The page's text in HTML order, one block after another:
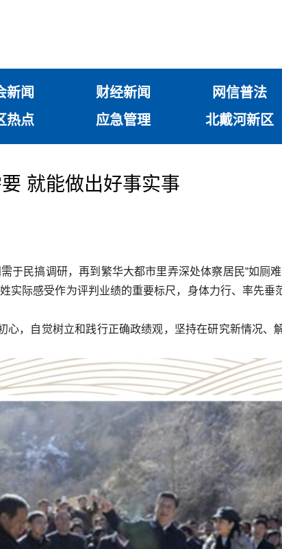
新闻 财经新闻 网信普法
热点 应急管理 北戴河新区
就能做出好事实事
于民搞调研，再到繁华大都市里弄深处体察居民“如
实际感受作为评判业绩的重要标尺，身体力行、率先
心，自觉树立和践行正确政绩观，坚持在研究新情况